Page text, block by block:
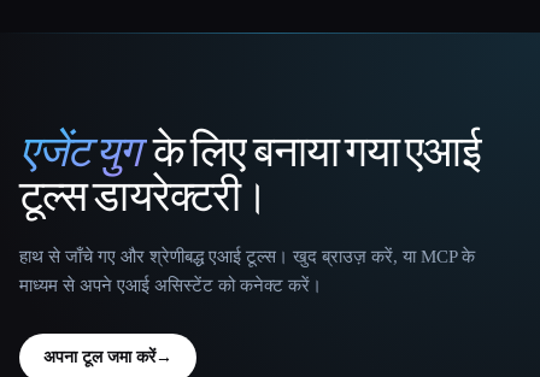
That AI Collection
एजेंट युगके लिए बनाया गया एआई
टूल्स डायरेक्टरी।
हाथ से जाँचे गए और श्रेणीबद्ध एआई टूल्स। खुद ब्राउज़ करें, या MCP के
माध्यम से अपने एआई असिस्टेंट को कनेक्ट करें।
अपना टूल जमा करें→